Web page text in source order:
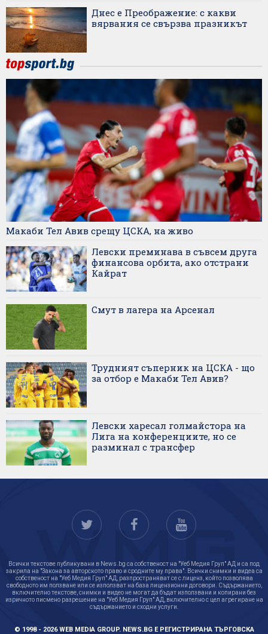
Днес е Преображение: с какви
вярвания се свързва празникът
Макаби Тел Авив срещу ЦСКА, на живо
Левски преминава в съвсем друга
финансова орбита, ако отстрани
Кайрат
Смут в лагера на Арсенал
Трудният съперник на ЦСКА - що
за отбор е Макаби Тел Авив?
Левски харесал голмайстора на
Лига на конференциите, но се
разминал с трансфер
Всички текстове публикувани в News.bg са собственост на "Уеб Медия Груп" АД и са под
закрила на "Закона за авторското право и сродните му права". Всички снимки и видеа са
собственост на "Уеб Медия Груп" АД, разпространяват се с лиценз, който позволява
свободното им ползване или се използват на база лицензионни договори. Съдържанието,
включително текстове, снимки и видео не могат да бъдат използвани и копирани без
изричното писмено разрешение на "Уеб Медия Груп" АД, включително с цел агрегиране на
съдържанието и сходни услуги.
© 1998 - 2026 WEB MEDIA GROUP. NEWS.BG Е РЕГИСТРИРАНА ТЪРГОВСКА